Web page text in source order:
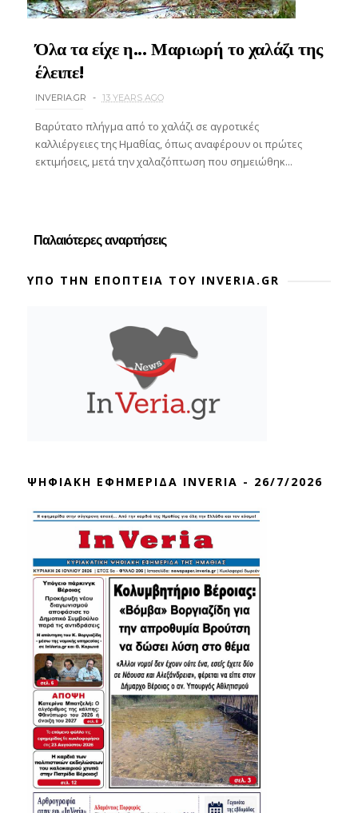
Όλα τα είχε η... Μαριωρή το χαλάζι της
έλειπε!
INVERIA.GR 13 YEARS AGO
Βαρύτατο πλήγμα από το χαλάζι σε αγροτικές
καλλιέργειες της Ημαθίας, όπως αναφέρουν οι πρώτες
εκτιμήσεις, μετά την χαλαζόπτωση που σημειώθηκ...
Παλαιότερες αναρτήσεις
ΥΠΟ ΤΗΝ ΕΠΟΠΤΕΙΑ ΤΟΥ INVERIA.GR
ΨΗΦΙΑΚΗ ΕΦΗΜΕΡΙΔΑ INVERIA - 26/7/2026